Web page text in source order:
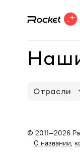
Отрасли
© 2011—2026
О названии